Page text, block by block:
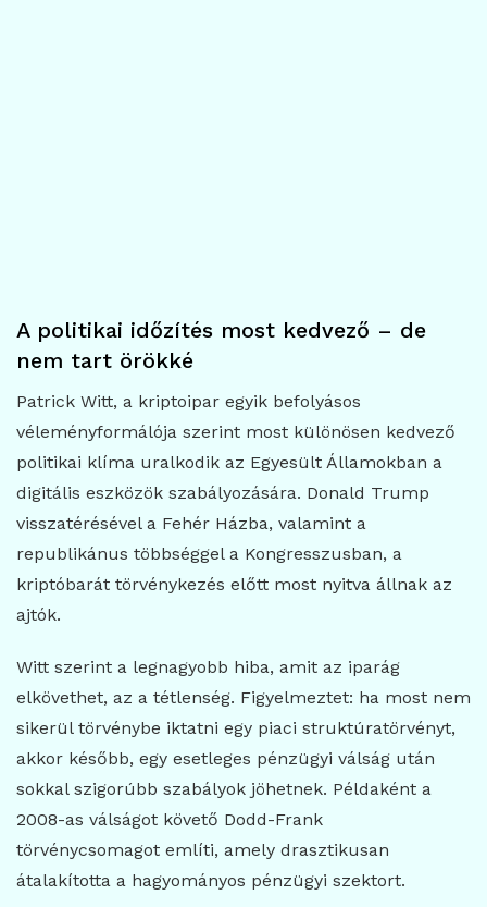
A politikai időzítés most kedvező – de
nem tart örökké
Patrick Witt, a kriptoipar egyik befolyásos
véleményformálója szerint most különösen kedvező
politikai klíma uralkodik az Egyesült Államokban a
digitális eszközök szabályozására. Donald Trump
visszatérésével a Fehér Házba, valamint a
republikánus többséggel a Kongresszusban, a
kriptóbarát törvénykezés előtt most nyitva állnak az
ajtók.
Witt szerint a legnagyobb hiba, amit az iparág
elkövethet, az a tétlenség. Figyelmeztet: ha most nem
sikerül törvénybe iktatni egy piaci struktúratörvényt,
akkor később, egy esetleges pénzügyi válság után
sokkal szigorúbb szabályok jöhetnek. Példaként a
2008-as válságot követő Dodd-Frank
törvénycsomagot említi, amely drasztikusan
átalakította a hagyományos pénzügyi szektort.